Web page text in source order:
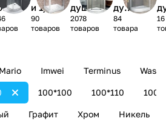
и 1/4
круга
90
товаров
душев
ые
уголк
2078
товаров
душе
вые
угол
84
товара
16
Mario Imwei Terminus
100*100 100*110
Графит Хром Никель